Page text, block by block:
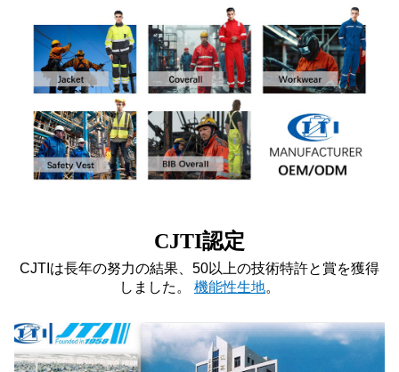
CJTI認定
CJTIは長年の努力の結果、50以上の技術特許と賞を獲得
しました。 機能性生地。